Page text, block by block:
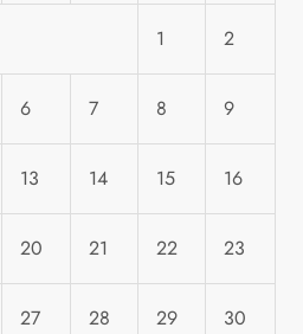
1 2
6 7 8 9
13 14 15 16
20 21 22 23
27 28 29 30